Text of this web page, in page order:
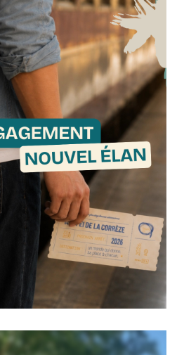
de Carcans pour un séjour de 4
sport, de la découverte et de la
par Fabienne, Marie-Hélène, Chloé
départ